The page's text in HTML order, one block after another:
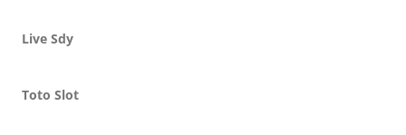
Live Sdy
Toto Slot